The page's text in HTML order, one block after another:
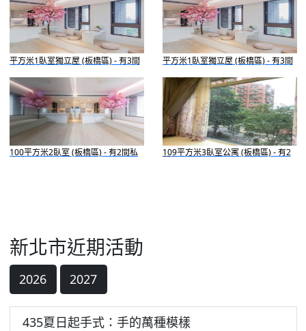
平方米1臥室獨立屋 (板橋區) - 有3間
私人浴室
平方米1臥室獨立屋 (板橋區) - 有3間
私人浴室
100平方米2臥室 (板橋區) - 有2間私
人浴室
109平方米3臥室公寓 (板橋區) - 有2
間私人浴室
新北市近期活動
2026 2027
435夏日起手式：手的萬種模樣